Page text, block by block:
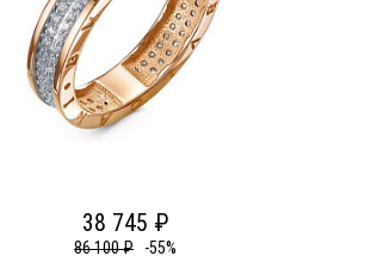
38 745 ₽
86 100 ₽ -55%